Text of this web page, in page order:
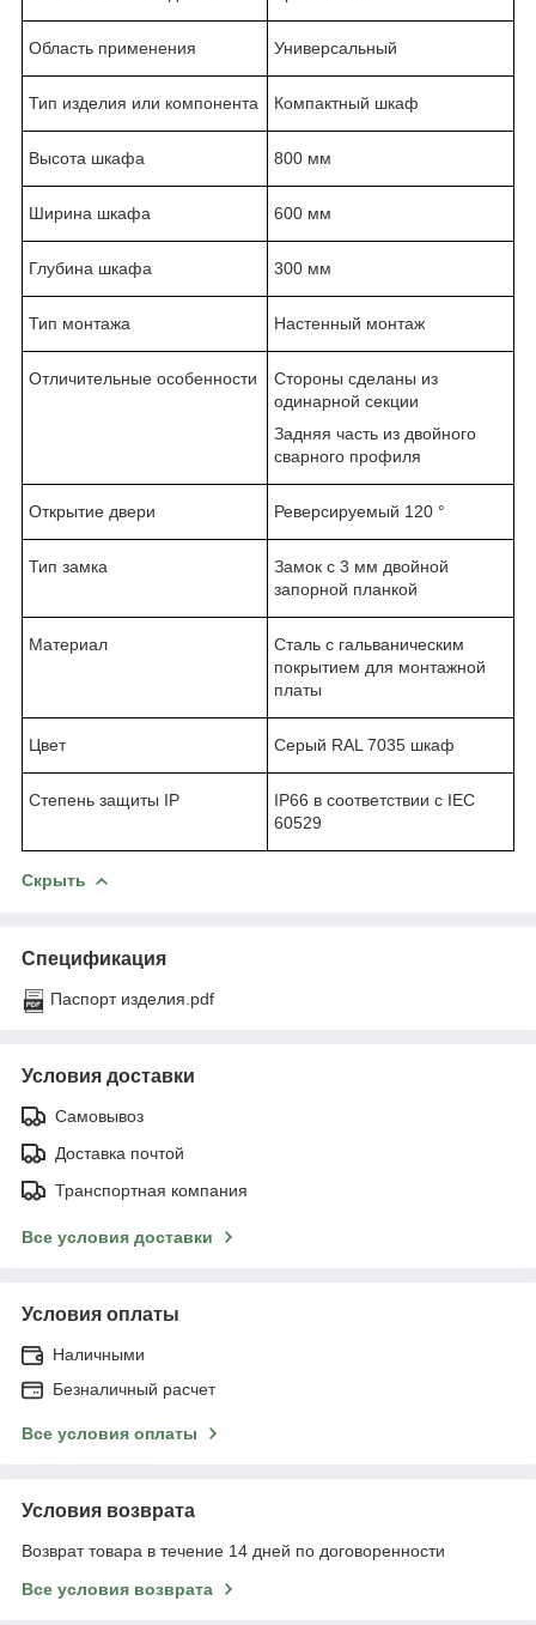
Область применения Универсальный
Тип изделия или компонента Компактный шкаф
Высота шкафа 800 мм
Ширина шкафа 600 мм
Глубина шкафа 300 мм
Тип монтажа Настенный монтаж
Отличительные особенности
Стороны сделаны из
одинарной секции
Задняя часть из двойного
сварного профиля
Открытие двери Реверсируемый 120 °
Тип замка
Замок с 3 мм двойной
запорной планкой
Материал
Сталь с гальваническим
покрытием для монтажной
платы
Цвет Серый RAL 7035 шкаф
Степень защиты IP
IP66 в соответствии с IEC
60529
Скрыть
Спецификация
Паспорт изделия.pdf
Условия доставки
Самовывоз
Доставка почтой
Транспортная компания
Все условия доставки
Условия оплаты
Наличными
Безналичный расчет
Все условия оплаты
Условия возврата
Возврат товара в течение 14 дней по договоренности
Все условия возврата